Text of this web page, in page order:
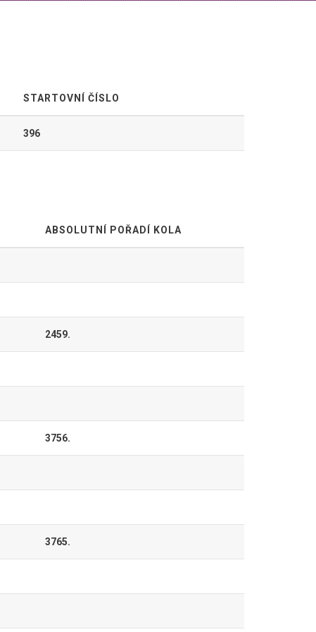
STARTOVNÍ ČÍSLO
396
ABSOLUTNÍ POŘADÍ KOLA
2459.
3756.
3765.